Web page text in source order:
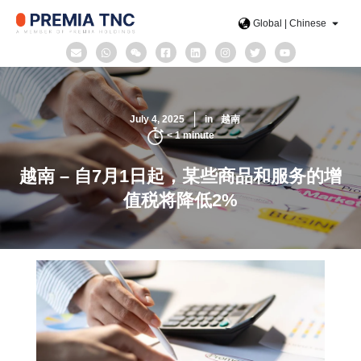
Global | Chinese
July 4, 2025 in
越南
< 1 minute
越南 – 自7月1日起，某些商品和服务的增
值税将降低2%